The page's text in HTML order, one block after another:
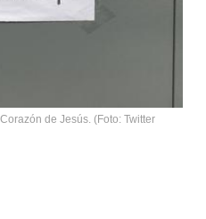
de Jesús. (Foto: Twitter